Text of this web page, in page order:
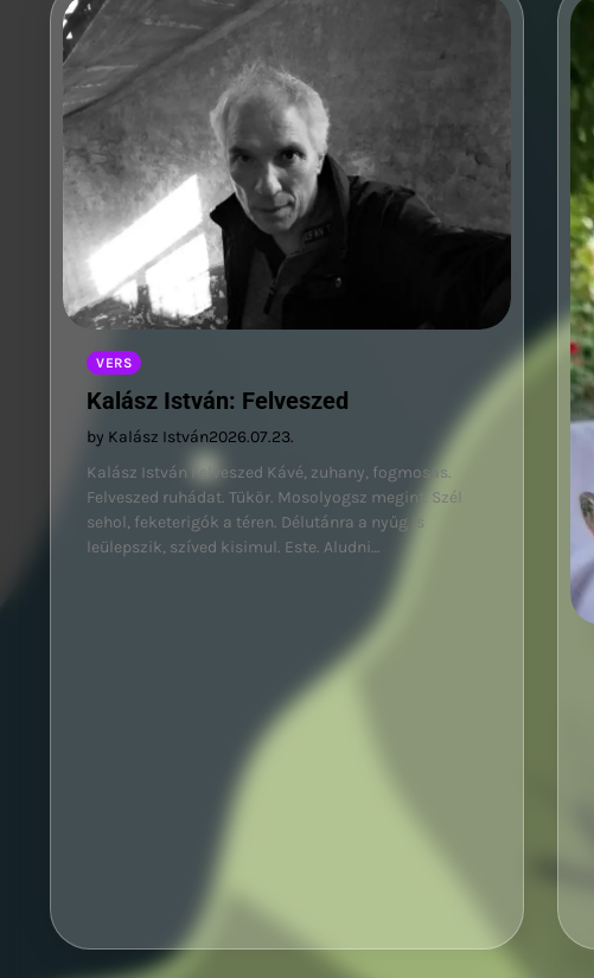
VERS
Kalász István: Felveszed
by Kalász István2026.07.23.
Kalász István Felveszed Kávé, zuhany, fogmosás.
Felveszed ruhádat. Tükör. Mosolyogsz megint. Szél
sehol, feketerigók a téren. Délutánra a nyűg is
leülepszik, szíved kisimul. Este. Aludni…